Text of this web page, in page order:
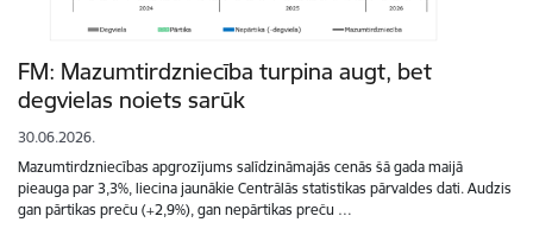
FM: Mazumtirdzniecība turpina augt, bet
degvielas noiets sarūk
30.06.2026.
Mazumtirdzniecības apgrozījums salīdzināmajās cenās šā gada maijā
pieauga par 3,3%, liecina jaunākie Centrālās statistikas pārvaldes dati. Audzis
gan pārtikas preču (+2,9%), gan nepārtikas preču …